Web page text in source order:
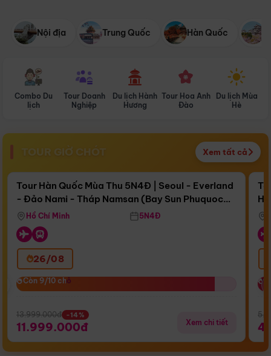
Nội địa Trung Quốc Hàn Quốc
Combo Du
lịch
Tour Doanh
Nghiệp
Du lịch Hành
Hương
Tour Hoa Anh
Đào
Du lịch Mùa
Hè
TOUR GIỜ CHÓT Xem tất cả
Còn17 ngày 02:52:55
Bay Sun Phuquoc Airways
Điểm nổi bật
Tour Hàn Quốc Mùa Thu 5N4Đ | Seoul - Everland
- Đảo Nami - Tháp Namsan (Bay Sun Phuquoc
Airways)
Hồ Chí Minh 5N4Đ
26/08
Còn 9/10 chỗ
Còn 9/10 chỗ
13.999.000đ -14%
11.999.000đ Xem chi tiết